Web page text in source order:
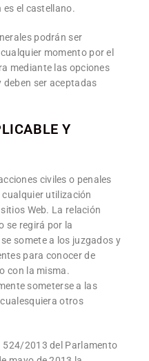
el castellano.
podrán ser
momento por el
mediante las opciones
deben ser aceptadas
Y
civiles o penales
utilización
Web. La relación
se regirá por la
somete a los juzgados y
para conocer de
con la misma.
someterse a las
otros
524/2013 del Parlamento